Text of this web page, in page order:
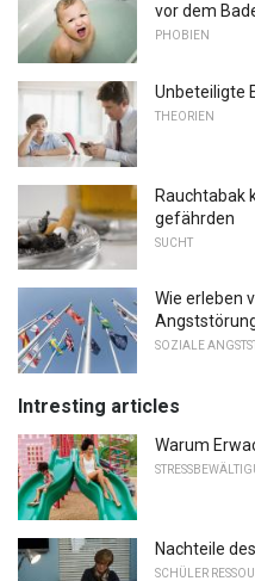
vor dem
PHOBIEN
Unbeteiligte
THEORIEN
Rauchtabak
gefährden
SUCHT
Wie erleben
SOZIALE
Intresting articles
Warum
Nachteile
SCHÜLER